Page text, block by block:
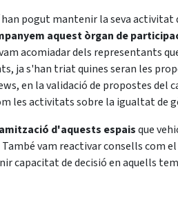
han pogut mantenir la seva activitat
aquest òrgan de
acomiadar dels representants
ja s'han triat quines seran les
en la validació de propostes
les activitats sobre la igualtat de
d'aquests espaisque
vam reactivar consells com
capacitat de decisió en aquells